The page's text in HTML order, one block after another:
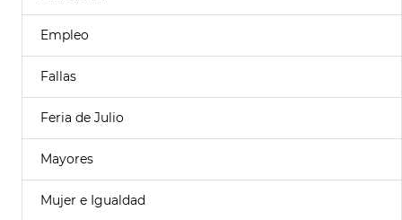
Empleo
Fallas
Feria de Julio
Mayores
Mujer e Igualdad